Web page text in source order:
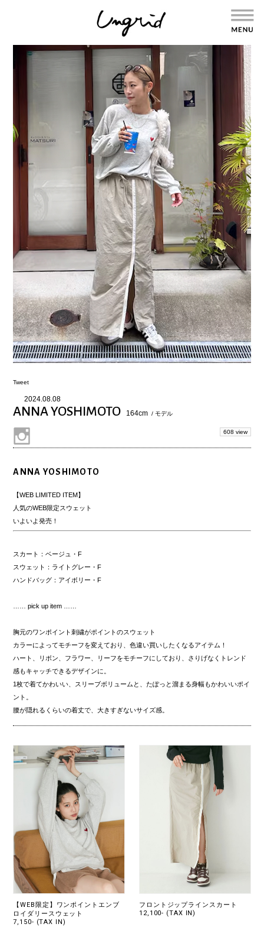
Tweet
2024.08.08
ANNA YOSHIMOTO 164cm / モデル
608 view
ANNA YOSHIMOTO
【WEB LIMITED ITEM】
人気のWEB限定スウェット
いよいよ発売！
スカート：ベージュ・F
スウェット：ライトグレー・F
ハンドバッグ：アイボリー・F
…… pick up item ……
胸元のワンポイント刺繍がポイントのスウェット
カラーによってモチーフを変えており、色違い買いしたくなるアイテム！
ハート、リボン、フラワー、リーフをモチーフにしており、さりげなくトレンド
感もキャッチできるデザインに。
1枚で着てかわいい、スリーブボリュームと、たぽっと溜まる身幅もかわいいポイ
ント。
腰が隠れるくらいの着丈で、大きすぎないサイズ感。
【WEB限定】ワンポイントエンブ
ロイダリースウェット
7,150- (TAX IN)
フロントジップラインスカート
12,100- (TAX IN)